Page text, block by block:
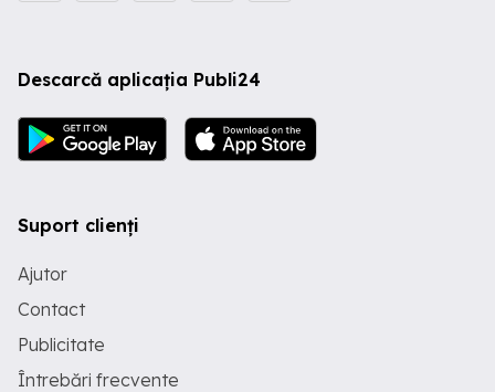
Descarcă aplicația Publi24
Suport clienți
Ajutor
Contact
Publicitate
Întrebări frecvente